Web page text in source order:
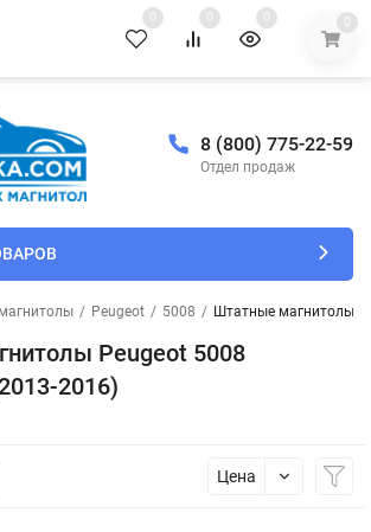
0 0 0 0
8 (800) 775-22-59
Отдел продаж
/ Peugeot / 5008 / Штатные магнитолы
Peugeot 5008
2016)
Цена